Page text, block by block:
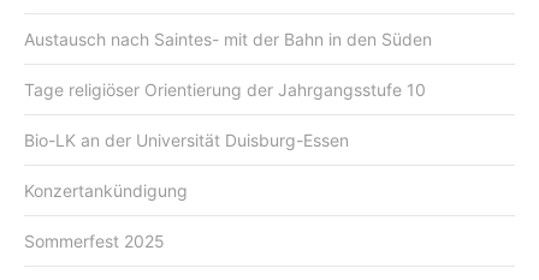
Austausch nach Saintes- mit der Bahn in den Süden
Tage religiöser Orientierung der Jahrgangsstufe 10
Bio-LK an der Universität Duisburg-Essen
Konzertankündigung
Sommerfest 2025